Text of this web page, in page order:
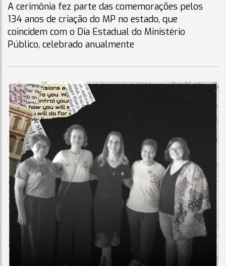
A cerimônia fez parte das comemorações pelos
134 anos de criação do MP no estado, que
coincidem com o Dia Estadual do Ministério
Público, celebrado anualmente